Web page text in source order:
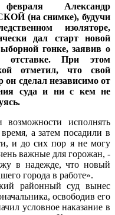
Александр
(на снимке), будучи
изоляторе,
дал старт новой
гонке, заявив о
отставке. При этом
отметил, что свой
он сделал независимо от
суда и ни с кем не
исполнять
а затем посадили в
и до сих пор я не могу
важные для горожан, -
в надежде, что новый
города в работе».
районный суд вынес
освободив его
условное наказание в